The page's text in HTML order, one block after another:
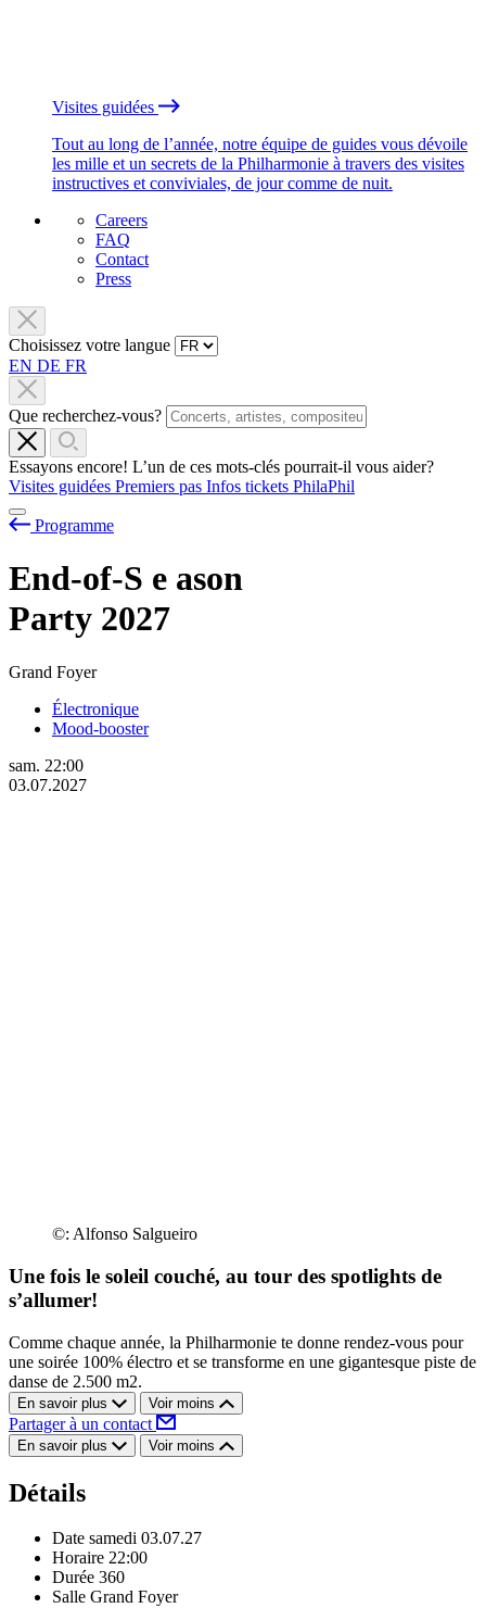
Visites guidées
Tout au long de l’année, notre équipe de guides vous dévoile
les mille et un secrets de la Philharmonie à travers des visites
instructives et conviviales, de jour comme de nuit.
Careers
FAQ
Contact
Press
Choisissez votre langue
EN DE FR
Que recherchez-vous?
Essayons encore! L’un de ces mots-clés pourrait-il vous aider?
Visites guidées Premiers pas Infos tickets PhilaPhil
Programme
End-of-S e ason
Party 2027
Grand Foyer
Électronique
Mood-booster
sam. 22:00
03.07.2027
©: Alfonso Salgueiro
Une fois le soleil couché, au tour des spotlights de
s’allumer!
Comme chaque année, la Philharmonie te donne rendez-vous pour
une soirée 100% électro et se transforme en une gigantesque piste de
danse de 2.500 m2.
En savoir plus Voir moins
Partager à un contact
En savoir plus Voir moins
Détails
Date samedi 03.07.27
Horaire 22:00
Durée 360
Salle Grand Foyer